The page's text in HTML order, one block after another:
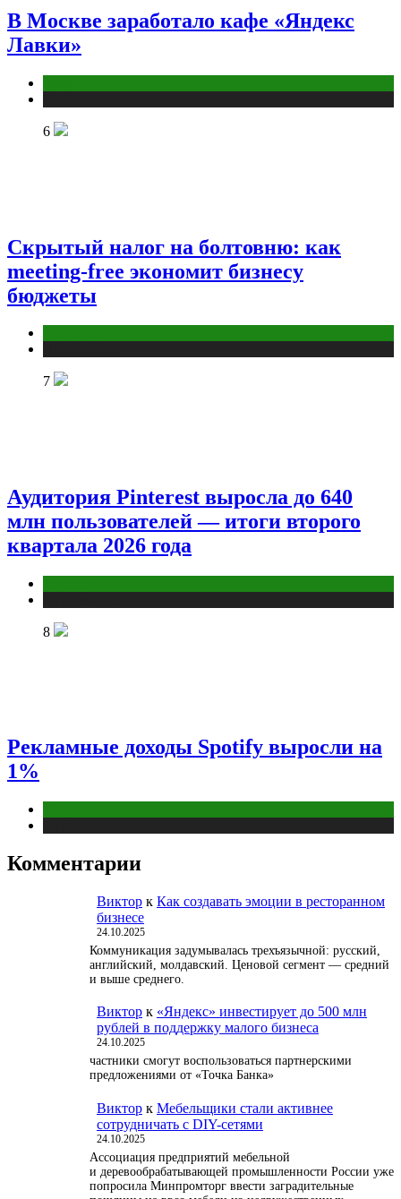
В Москве заработало кафе «Яндекс
Лавки»
6
Скрытый налог на болтовню: как
meeting-free экономит бизнесу
бюджеты
7
Аудитория Pinterest выросла до 640
млн пользователей — итоги второго
квартала 2026 года
8
Рекламные доходы Spotify выросли на
1%
Комментарии
Виктор к Как создавать эмоции в ресторанном
бизнесе
24.10.2025
Коммуникация задумывалась трехъязычной: русский,
английский, молдавский. Ценовой сегмент — средний
и выше среднего.
Виктор к «Яндекс» инвестирует до 500 млн
рублей в поддержку малого бизнеса
24.10.2025
частники смогут воспользоваться партнерскими
предложениями от «Точка Банка»
Виктор к Мебельщики стали активнее
сотрудничать с DIY-сетями
24.10.2025
Ассоциация предприятий мебельной
и деревообрабатывающей промышленности России уже
попросила Минпромторг ввести заградительные